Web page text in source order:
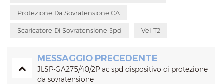
Protezione Da Sovratensione CA
Scaricatore Di Sovratensione Spd Vel T2
MESSAGGIO PRECEDENTE
JLSP-GA275/40/2P ac spd dispositivo di protezione
da sovratensione